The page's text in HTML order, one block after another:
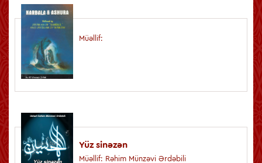
Müəllif:
Yüz sinəzən
Müəllif: Rəhim Münzəvi Ərdəbili